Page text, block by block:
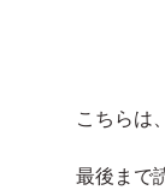
こちらは
最後まで